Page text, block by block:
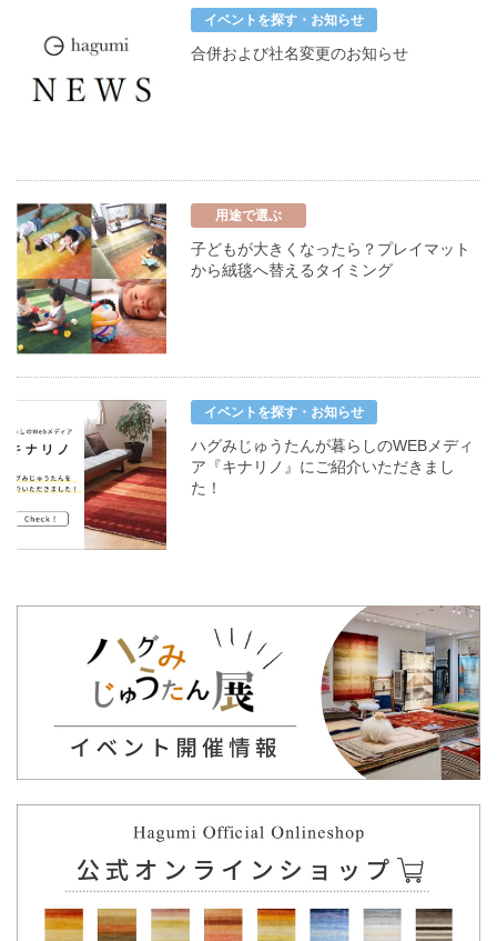
イベントを探す・お知らせ
合併および社名変更のお知らせ
用途で選ぶ
子どもが大きくなったら？プレイマット
から絨毯へ替えるタイミング
イベントを探す・お知らせ
ハグみじゅうたんが暮らしのWEBメディ
ア『キナリノ』にご紹介いただきまし
た！